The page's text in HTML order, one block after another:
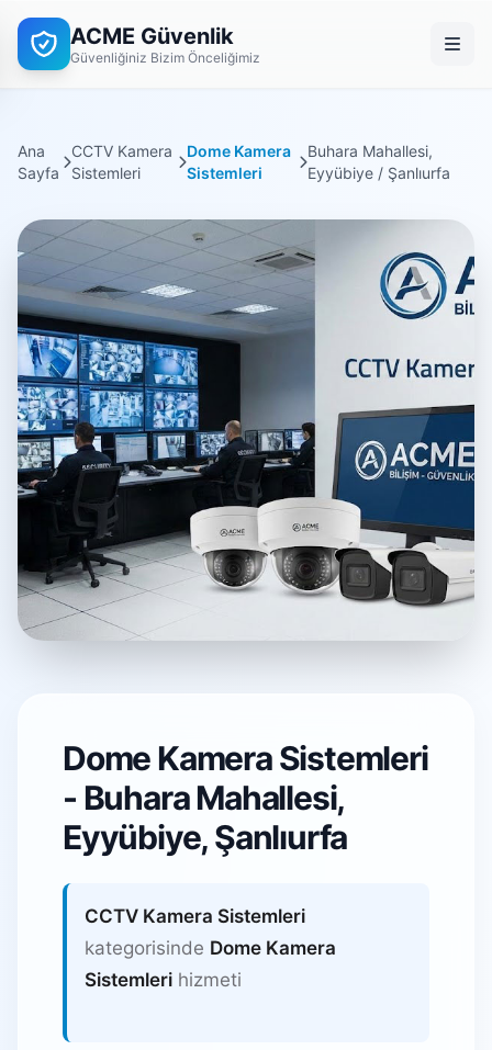
ACME Güvenlik
Güvenliğiniz Bizim Önceliğimiz
Ana
Sayfa
CCTV Kamera
Sistemleri
Dome Kamera
Sistemleri
Buhara Mahallesi,
Eyyübiye / Şanlıurfa
Sistemleri
Buhara Mahallesi, Eyyübiye /
Şanlıurfa
Dome Kamera Sistemleri
- Buhara Mahallesi,
Eyyübiye, Şanlıurfa
CCTV Kamera Sistemleri
kategorisinde Dome Kamera
Sistemleri hizmeti